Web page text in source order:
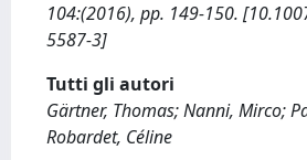
104:(2016), pp. 149-150.
5587-3]
Tutti gli autori
Gärtner, Thomas; Nanni, Mirco;
Robardet, Céline